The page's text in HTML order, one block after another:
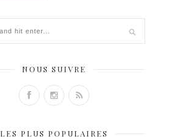
NOUS SUIVRE
LES PLUS POPULAIRES